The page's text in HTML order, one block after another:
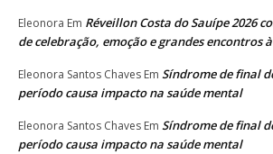
Eleonora Em Réveillon Costa do Sauípe 2026
de celebração, emoção e grandes encontros
Eleonora Santos Chaves Em Síndrome de final
período causa impacto na saúde mental
Eleonora Santos Chaves Em Síndrome de final
período causa impacto na saúde mental